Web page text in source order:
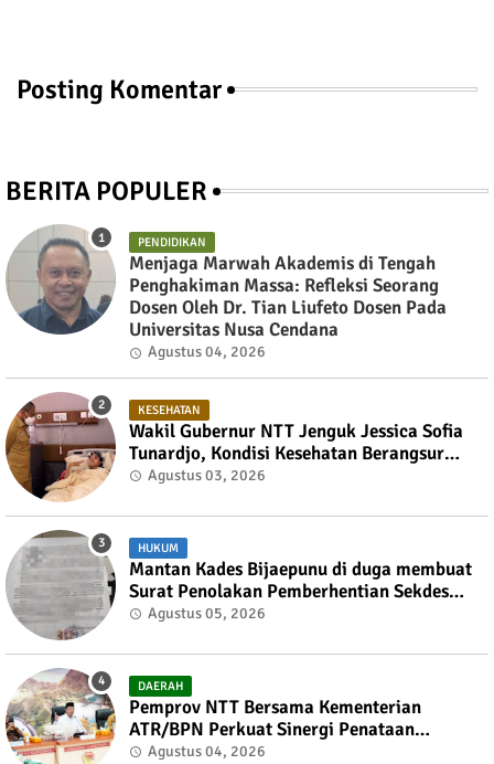
Posting Komentar
BERITA POPULER
PENDIDIKAN
Menjaga Marwah Akademis di Tengah
Penghakiman Massa: Refleksi Seorang
Dosen Oleh Dr. Tian Liufeto Dosen Pada
Universitas Nusa Cendana
Agustus 04, 2026
KESEHATAN
Wakil Gubernur NTT Jenguk Jessica Sofia
Tunardjo, Kondisi Kesehatan Berangsur
Membaik
Agustus 03, 2026
HUKUM
Mantan Kades Bijaepunu di duga membuat
Surat Penolakan Pemberhentian Sekdes
kepada Bupati TTS
Agustus 05, 2026
DAERAH
Pemprov NTT Bersama Kementerian
ATR/BPN Perkuat Sinergi Penataan
Pertanahan dan Tata Ruang
Agustus 04, 2026